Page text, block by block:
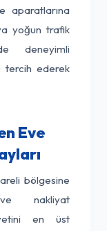
aparatlarına
yoğun trafik
deneyimli
tercih ederek
Eve
bölgesine
nakliyat
en üst